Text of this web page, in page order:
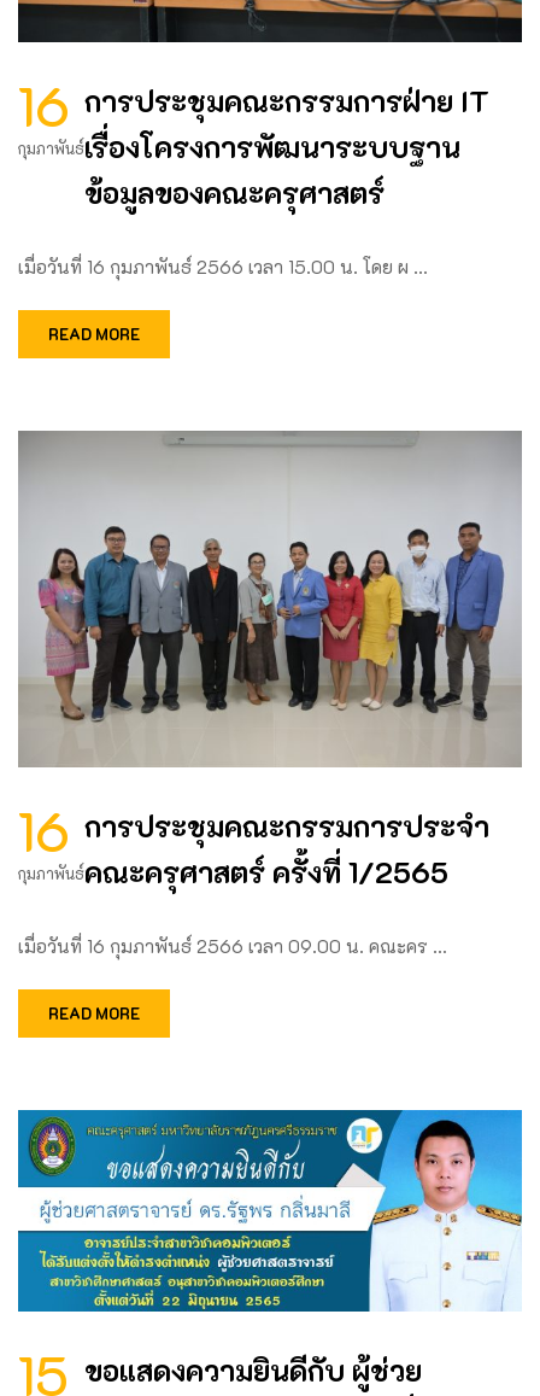
16
กุมภาพันธ์
การประชุมคณะกรรมการฝ่าย IT
เรื่องโครงการพัฒนาระบบฐาน
ข้อมูลของคณะครุศาสตร์
เมื่อวันที่ 16 กุมภาพันธ์ 2566 เวลา 15.00 น. โดย ผ …
READ MORE
16
กุมภาพันธ์
การประชุมคณะกรรมการประจำ
คณะครุศาสตร์ ครั้งที่ 1/2565
เมื่อวันที่ 16 กุมภาพันธ์ 2566 เวลา 09.00 น. คณะคร …
READ MORE
15 ขอแสดงความยินดีกับ ผู้ช่วย